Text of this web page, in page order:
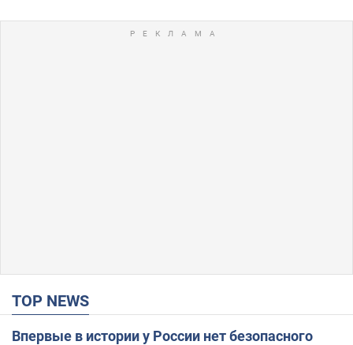
TOP NEWS
Впервые в истории у России нет безопасного